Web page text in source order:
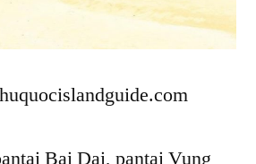
Bai Dai, pantai Vung